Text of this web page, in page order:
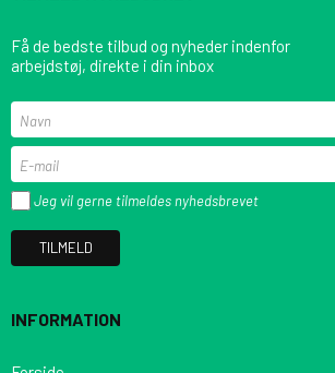
Få de bedste tilbud og nyheder indenfor
arbejdstøj, direkte i din inbox
Jeg vil gerne tilmeldes nyhedsbrevet
TILMELD
INFORMATION